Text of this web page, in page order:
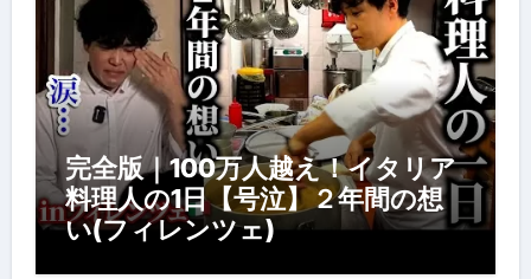
完全版｜100万人越え！イタリア
料理人の1日【号泣】２年間の想
い(フィレンツェ)